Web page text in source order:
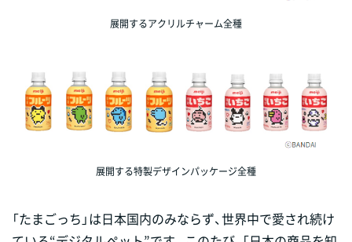
展開するアクリルチャーム全種
展開する特製デザインパッケージ全種
「たまごっち」は日本国内のみならず、世界中で愛され続け